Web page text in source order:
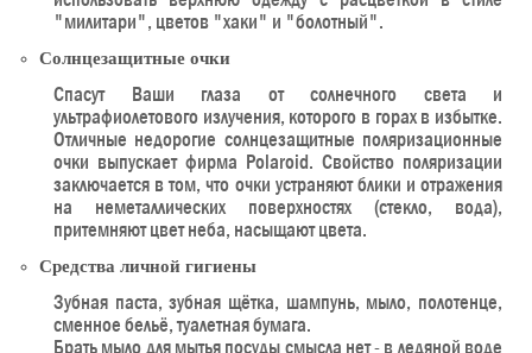
"милитари", цветов "хаки" и "болотный".
Солнцезащитные очки
Спасут Ваши глаза от солнечного света и
ультрафиолетового излучения, которого в горах в избытке.
Отличные недорогие солнцезащитные поляризационные
очки выпускает фирма Polaroid. Свойство поляризации
заключается в том, что очки устраняют блики и отражения
на неметаллических поверхностях (стекло, вода),
притемняют цвет неба, насыщают цвета.
Средства личной гигиены
Зубная паста, зубная щётка, шампунь, мыло, полотенце,
сменное бельё, туалетная бумага.